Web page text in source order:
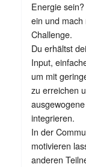
Energie
ein und mach
Challenge.
Du erhältst
Input,
um mit
zu erreichen
integrieren.
In der
motivieren
anderen